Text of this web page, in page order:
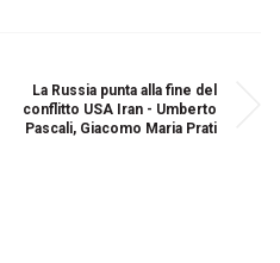
La Russia punta alla fine del
conflitto USA Iran - Umberto
Pascali, Giacomo Maria Prati